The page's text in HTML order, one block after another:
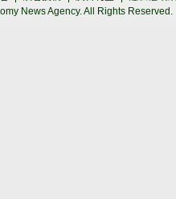
News Agency. All Rights Reserved.